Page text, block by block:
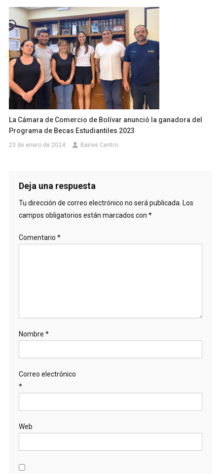
La Cámara de Comercio de Bolívar anunció la ganadora del
Programa de Becas Estudiantiles 2023
23 de enero de 2024 Baires Centro
Deja una respuesta
Tu dirección de correo electrónico no será publicada. Los
campos obligatorios están marcados con *
Comentario *
Nombre *
Correo electrónico
*
Web